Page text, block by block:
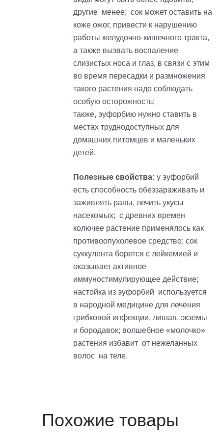
другие менее; сок может оставить на
коже ожог, привести к нарушению
работы желудочно-кишечного тракта,
а также вызвать воспаление
слизистых носа и глаз, в связи с этим
во время пересадки и размножения
такого растения надо соблюдать
особую осторожность;
также, эуфорбию нужно ставить в
местах труднодоступных для
домашних питомцев и маленьких
детей.
Полезные свойства: у эуфорбий
есть способность обеззараживать и
заживлять раны, лечить укусы
насекомых; с древних времен
колючее растение применялось как
противоопухолевое средство; сок
суккулента борется с лейкемией и
оказывает активное
иммуностимулирующее действие;
настойка из эуфорбий используется
в народной медицине для лечения
грибковой инфекции, лишая, экземы
и бородавок; волшебное «молочко»
растения избавит от нежеланных
волос на теле.
Похожие товары